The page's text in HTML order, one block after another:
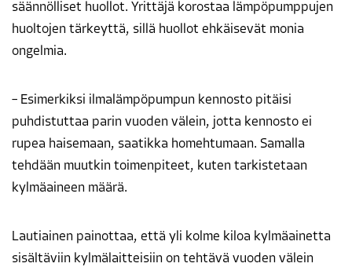
säännölliset huollot. Yrittäjä korostaa lämpöpumppujen
huoltojen tärkeyttä, sillä huollot ehkäisevät monia
ongelmia.
– Esimerkiksi ilmalämpöpumpun kennosto pitäisi
puhdistuttaa parin vuoden välein, jotta kennosto ei
rupea haisemaan, saatikka homehtumaan. Samalla
tehdään muutkin toimenpiteet, kuten tarkistetaan
kylmäaineen määrä.
Lautiainen painottaa, että yli kolme kiloa kylmäainetta
sisältäviin kylmälaitteisiin on tehtävä vuoden välein